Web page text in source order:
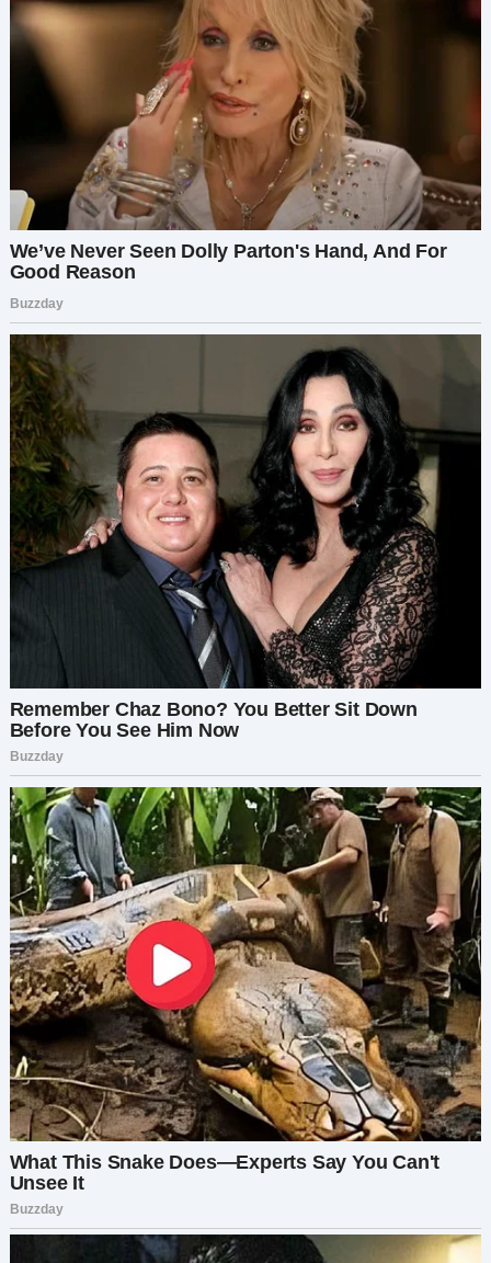
компании и, мурлыча в трубку, запрашиваю
неприлично дорогие апартаменты на берегу
лесного озера с заселением на ближайшие
четыре дня.
Ощущение, что не автомобиль, а моя душа
вылетает с узкой улочки на набережную Невы.
Видеокамеры не дают разогнаться. С
интересом глазею по сторонам. Обычно на это
нет времени. Как быстро выросли на берегах
реки целые кварталы. Меня прямо тянет к
квартиры в старом сталинском доме.
Сворачиваю на родную Ивановскую, теперь до
местной кофейни и направо во двор.
У подъезда ежедневный слёт старушек. Они со
мной не здороваются. Аркадия Никитична, моя
соседка по этажу, смотрит с удивлением.
Блюстительницы традиций и хранительницы
нравственности считают меня не матерью, а
волчицей. На всякий случай оглядываю свой
идеально отутюженный тёмно-синий костюм.
Понимаю — Аркадия Никитична не ожидала
увидеть меня во дворе в жаркий полдень
среди недели. Роюсь в бездонной дорожной
сумке. Ключи с пипкой от домофона на самом
дне, как всегда. Хочется поскорее скрыться в
подъезде от осуждающих взглядов. Из дверей
выплывает Люська — необъятных размеров
дочь Аркадии Никитичны. Ей пятьдесят, но
выглядит она не на много младше матери.
Протискиваюсь мимо Люськи, задыхаясь от
кислого запаха её немытого тела. Сзади
доносится шепоток:
— Рогами пусть в дверь стучит, коли яйца
отрастила.
Качаю головой. Людская зависть не знает
границ. Поднимаюсь на второй этаж,
успокаиваюсь. Ключи нащупываются в
кармане сумки. Беззвучно открываю замок и
вхожу на цыпочках в прихожую. Я — женщина-
сюрприз. Где мой суженый-ряженый? Судя по
звукам льющейся воды — моется. Скидываю
костюм, и сую ноги в туфли на шпильках.
— Алле оп! — врываюсь в ванную, как гимнастка
на цирковую арену и замираю, забыв все